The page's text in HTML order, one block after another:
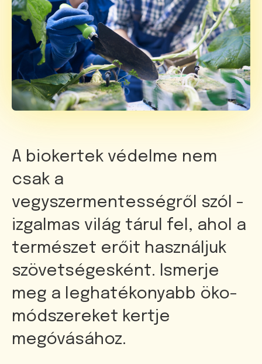
A biokertek védelme nem
csak a
vegyszermentességről szól -
izgalmas világ tárul fel, ahol a
természet erőit használjuk
szövetségesként. Ismerje
meg a leghatékonyabb öko-
módszereket kertje
megóvásához.